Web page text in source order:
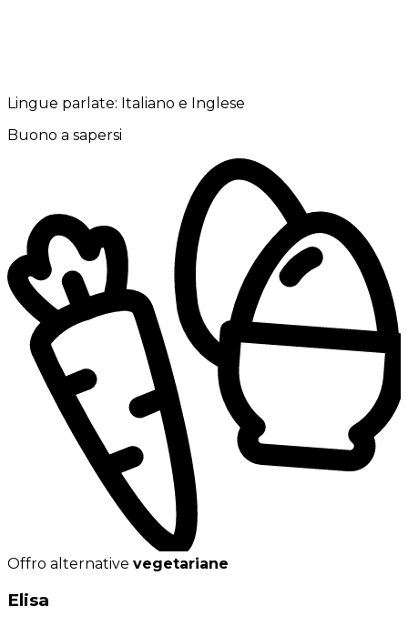
Lingue parlate: Italiano e Inglese
Buono a sapersi
Offro alternative vegetariane
Elisa